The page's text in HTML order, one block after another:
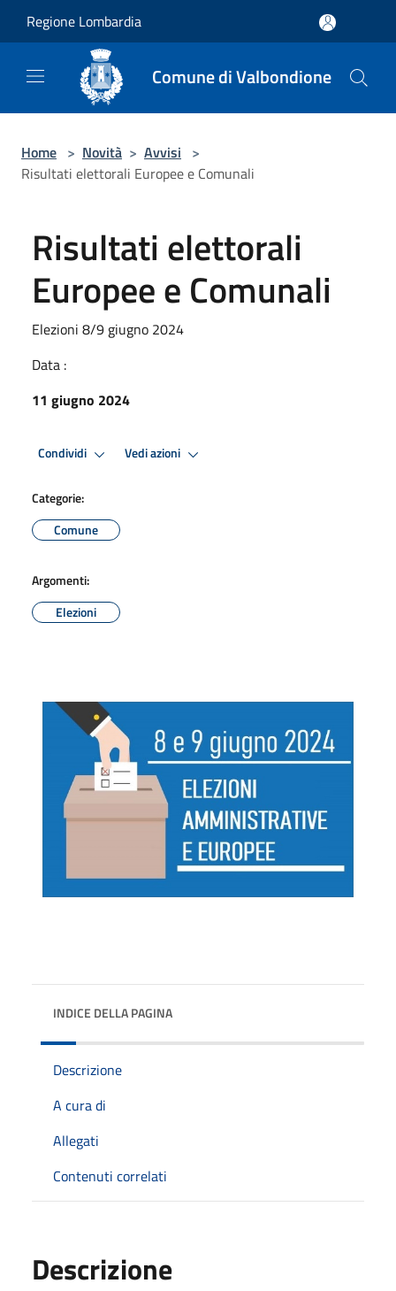
Regione Lombardia
Comune di Valbondione
Home > Novità > Avvisi >
Risultati elettorali Europee e Comunali
Risultati elettorali
Europee e Comunali
Elezioni 8/9 giugno 2024
Data :
11 giugno 2024
Condividi Vedi azioni
Categorie:
Comune
Argomenti:
Elezioni
INDICE DELLA PAGINA
Descrizione
A cura di
Allegati
Contenuti correlati
Descrizione